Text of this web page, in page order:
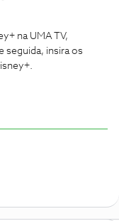
na UMA TV,
seguida, insira os